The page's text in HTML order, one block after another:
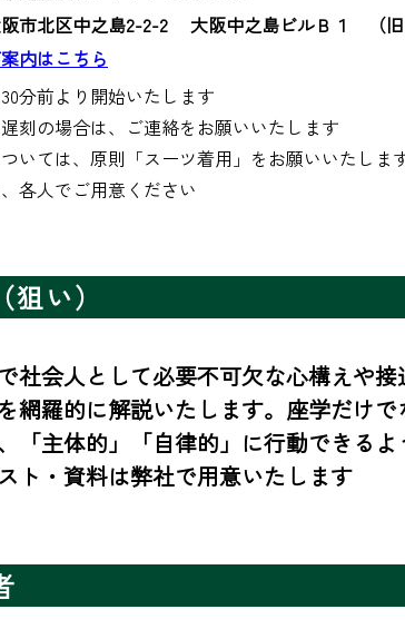
市北区中之島2-2-2 大阪中之島ビルＢ１ （旧
内はこちら
分前より開始いたします
刻の場合は、ご連絡をお願いいたします
いては、原則「スーツ着用」をお願いいたしま
各人でご用意ください
い）
社会人として必要不可欠な心構えや
網羅的に解説いたします。座学だけ
「主体的」「自律的」に行動できる
ト・資料は弊社で用意いたします